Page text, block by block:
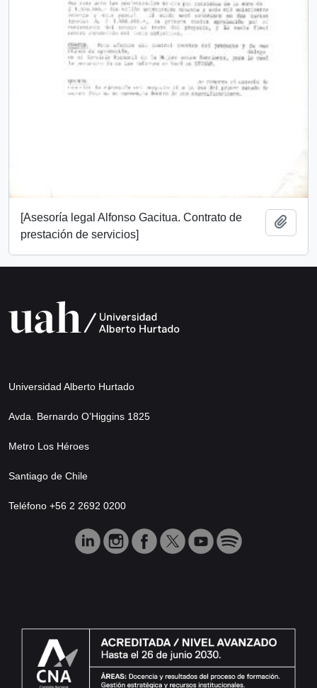
[Asesoría legal Alfonso Gacitua. Contrato de
prestación de servicios]
Universidad Alberto Hurtado
Avda. Bernardo O’Higgins 1825
Metro Los Héroes
Santiago de Chile
Teléfono +56 2 2692 0200